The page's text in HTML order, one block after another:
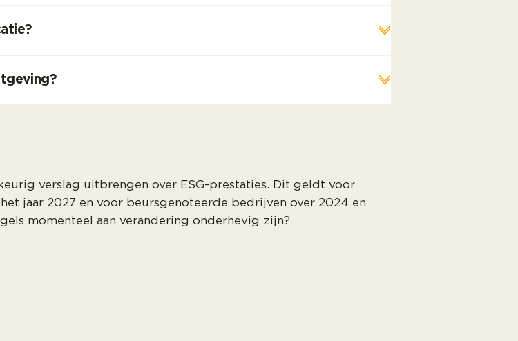
verslag uitbrengen over ESG-prestaties. Dit geldt voor
jaar 2027 en voor beursgenoteerde bedrijven over 2024 en
momenteel aan verandering onderhevig zijn?